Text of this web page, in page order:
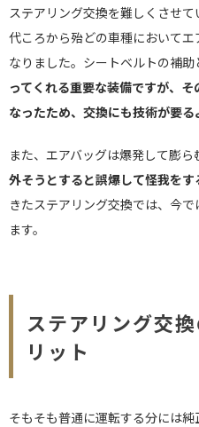
ステアリング交換を難しくさせ
代ころから殆どの車種において
なりました。シートベルトの補助
ってくれる重要な装備ですが、
なったため、交換にも技術が要
また、エアバッグは爆発して膨ら
外そうとすると誤爆して怪我をす
きたステアリング交換では、今
ます。
ステアリング交
リット
そもそも普通に運転する分には